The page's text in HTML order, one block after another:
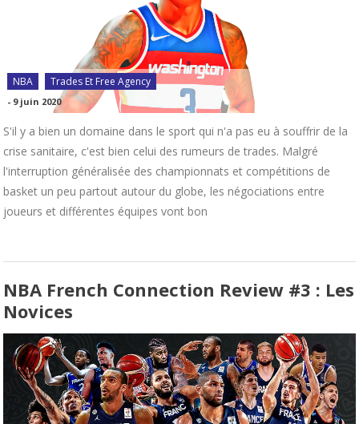
NBA Trades Et Free Agency
- 9 juin 2020
S'il y a bien un domaine dans le sport qui n'a pas eu à souffrir de la
crise sanitaire, c'est bien celui des rumeurs de trades. Malgré
l'interruption généralisée des championnats et compétitions de
basket un peu partout autour du globe, les négociations entre
joueurs et différentes équipes vont bon
NBA French Connection Review #3 : Les
Novices